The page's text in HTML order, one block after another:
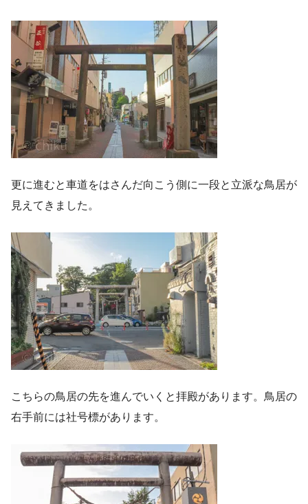
更に進むと車道をはさんだ向こう側に一段と立派な鳥居が
見えてきました。
こちらの鳥居の先を進んでいくと拝殿があります。鳥居の
右手前には社号標があります。